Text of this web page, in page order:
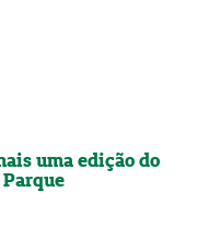
uma edição do
Parque